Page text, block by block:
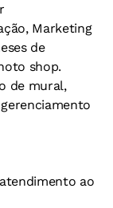
Marketing
de
shop.
de mural,
ao